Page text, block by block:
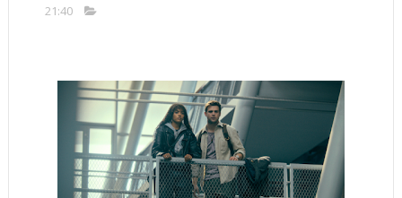
21:40